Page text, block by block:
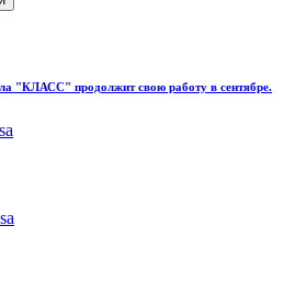
"КЛАСС" продолжит свою работу в сентябре.